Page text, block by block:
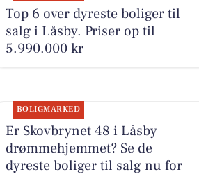
Top 6 over dyreste boliger til
salg i Låsby. Priser op til
5.990.000 kr
BOLIGMARKED
Er Skovbrynet 48 i Låsby
drømmehjemmet? Se de
dyreste boliger til salg nu for